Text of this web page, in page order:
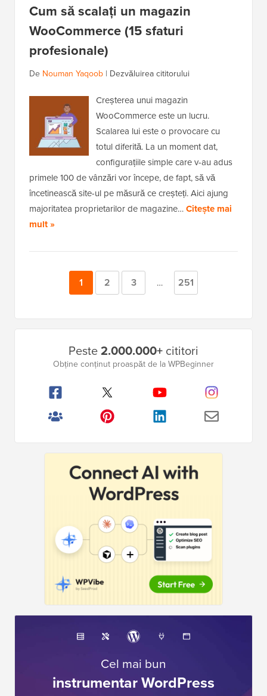
Cum să scalați un magazin
WooCommerce (15 sfaturi
profesionale)
De Nouman Yaqoob | Dezvăluirea cititorului
Creșterea unui magazin
WooCommerce este un lucru.
Scalarea lui este o provocare cu
totul diferită. La un moment dat,
configurațiile simple care v-au adus
primele 100 de vânzări vor începe, de fapt, să vă
încetinească site-ul pe măsură ce creșteți. Aici ajung
majoritatea proprietarilor de magazine…Citește mai
mult »
Pagina
1 Pagina
2 Pagina
3
Pagini
intermediare
… Pagina
251
laterală
principală
Peste2.000.000+ cititori
Obține conținut proaspăt de la WPBeginner
Cel mai bun
instrumentar WordPress